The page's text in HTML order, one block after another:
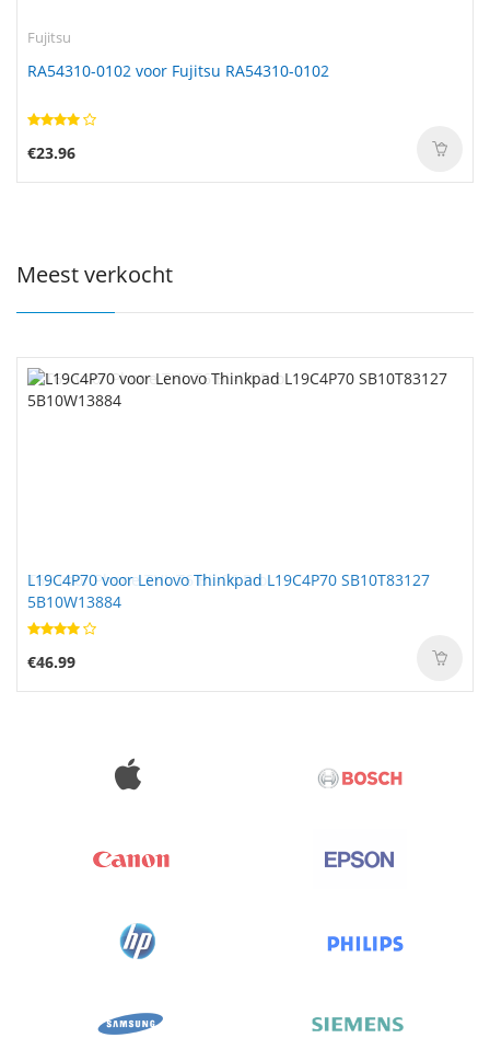
Fujitsu
RA54310-0102 voor Fujitsu RA54310-0102
€23.96
Meest verkocht
L19C4P70 voor Lenovo Thinkpad L19C4P70 SB10T83127
5B10W13884
€46.99